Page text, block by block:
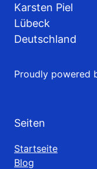
Karsten Piel
Lübeck
Deutschland
Proudly powered
Seiten
Startseite
Blog